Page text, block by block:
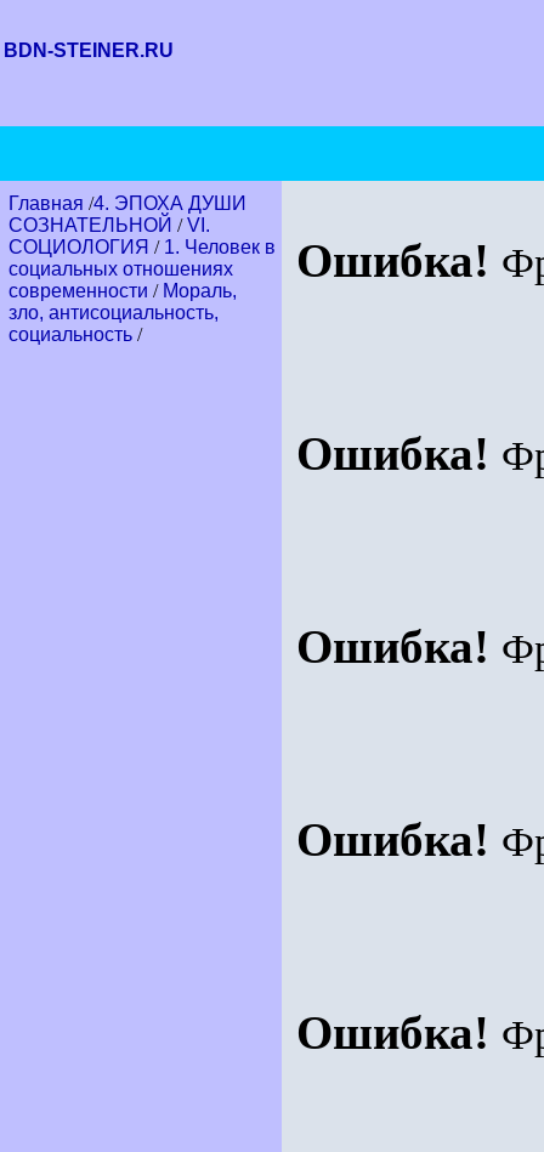
BDN-STEINER.RU
Главная /4. ЭПОХА ДУШИ
СОЗНАТЕЛЬНОЙ /VI.
СОЦИОЛОГИЯ / 1. Человек в
социальных отношениях
современности / Мораль,
зло, антисоциальность,
социальность /
Ошибка!
Ошибка!
Ошибка!
Ошибка!
Ошибка!